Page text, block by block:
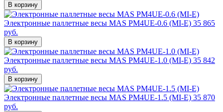
В корзину
Электронные паллетные весы MAS PM4UE-0.6 (MI-E) 35 865
руб.
В корзину
Электронные паллетные весы MAS PM4UE-1.0 (MI-E) 35 842
руб.
В корзину
Электронные паллетные весы MAS PM4UE-1.5 (MI-E) 35 870
руб.